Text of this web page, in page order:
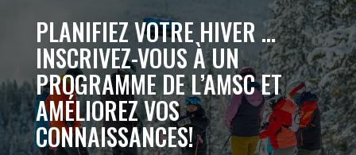
PLANIFIEZ VOTRE HIVER …
INSCRIVEZ-VOUS À UN
PROGRAMME DE L’AMSC ET
AMÉLIOREZ VOS
CONNAISSANCES!